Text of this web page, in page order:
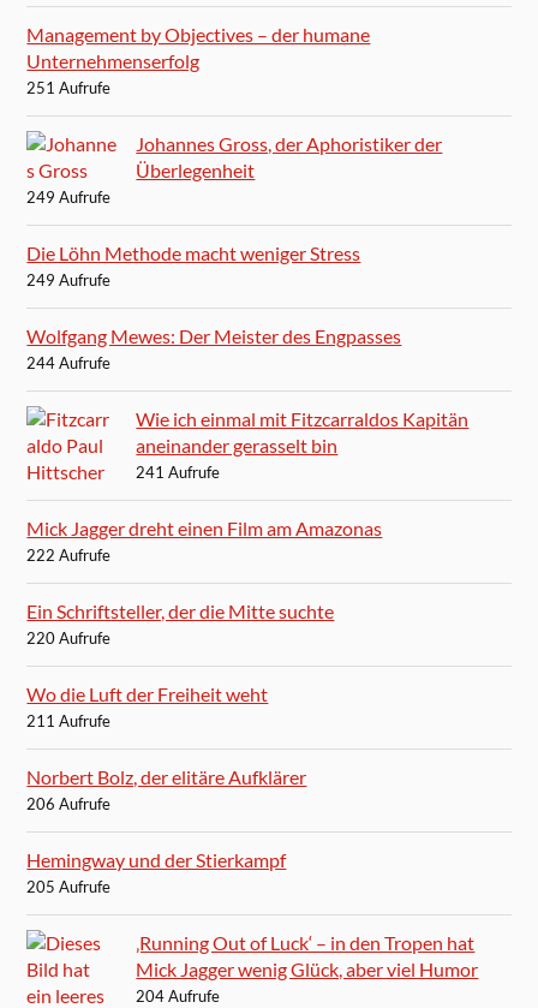
Management by Objectives – der humane
Unternehmenserfolg
251 Aufrufe
Johannes Gross, der Aphoristiker der
Überlegenheit
249 Aufrufe
Die Löhn Methode macht weniger Stress
249 Aufrufe
Wolfgang Mewes: Der Meister des Engpasses
244 Aufrufe
Wie ich einmal mit Fitzcarraldos Kapitän
aneinander gerasselt bin
241 Aufrufe
Mick Jagger dreht einen Film am Amazonas
222 Aufrufe
Ein Schriftsteller, der die Mitte suchte
220 Aufrufe
Wo die Luft der Freiheit weht
211 Aufrufe
Norbert Bolz, der elitäre Aufklärer
206 Aufrufe
Hemingway und der Stierkampf
205 Aufrufe
‚Running Out of Luck‘ – in den Tropen hat
Mick Jagger wenig Glück, aber viel Humor
204 Aufrufe